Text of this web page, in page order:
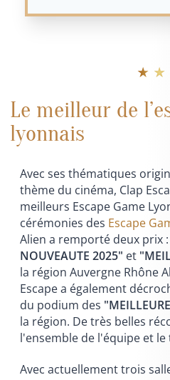
★ ★
Le meilleur de
lyonnais
Avec ses thématiques
thème du cinéma, Clap
meilleurs Escape Game
cérémonies des Escape
Alien a remporté deux prix :
NOUVEAUTE 2025" et
la région Auvergne Rhône
Escape a également
du podium des
la région. De très belles
l'ensemble de l'équipe et
Avec actuellement trois